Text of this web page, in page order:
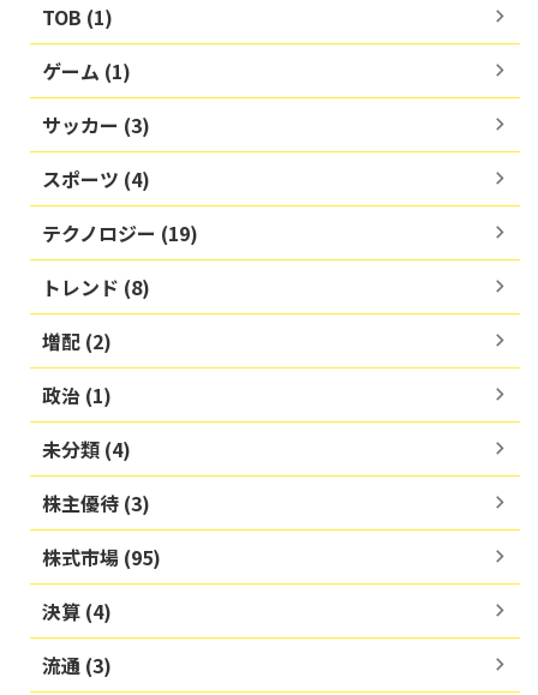
TOB (1)
ゲーム (1)
サッカー (3)
スポーツ (4)
テクノロジー (19)
トレンド (8)
増配 (2)
政治 (1)
未分類 (4)
株主優待 (3)
株式市場 (95)
決算 (4)
流通 (3)